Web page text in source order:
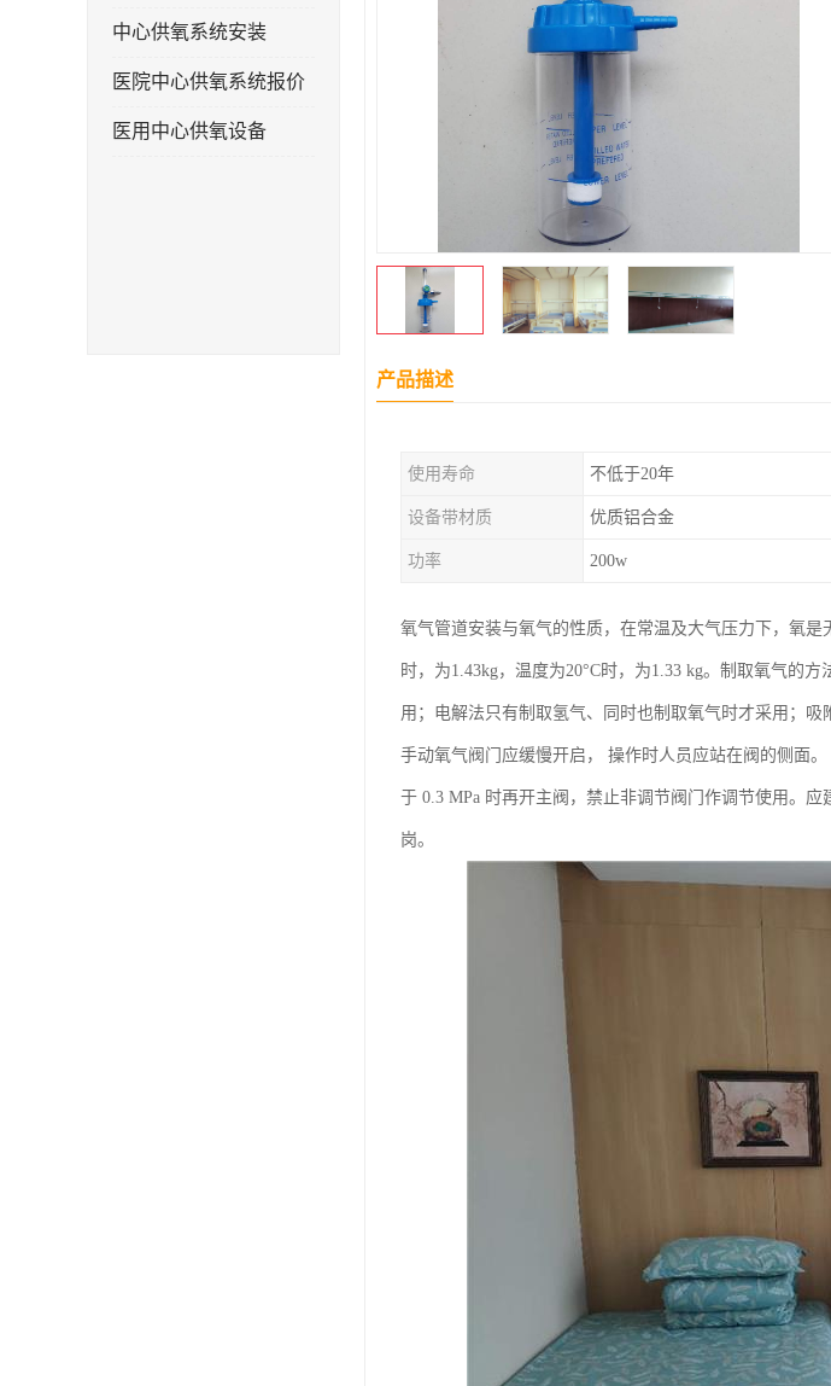
中心供氧系统安装
医院中心供氧系统报价
医用中心供氧设备
产品描述
使用寿命 不低于20年
设备带材质 优质铝合金
功率 200w
氧气管道安装与氧气的性质，在常温及大气压力下，氧
时，为1.43kg，温度为20°C时，为1.33 kg。制取氧气的
用；电解法只有制取氢气、同时也制取氧气时才采用；
手动氧气阀门应缓慢开启， 操作时人员应站在阀的侧面
于 0.3 MPa 时再开主阀，禁止非调节阀门作调节使用。
岗。